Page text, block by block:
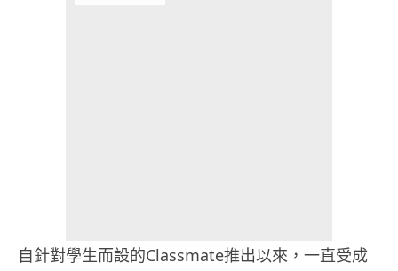
自針對學生而設的Classmate推出以來，一直受成